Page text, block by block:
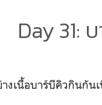
Day 31:
เนื้อบาร์บีคิวกินกัน